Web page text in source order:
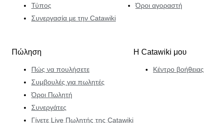
Τύπος
Συνεργασία με την Catawiki
Όροι αγοραστή
Πώληση
Πώς να πουλήσετε
Συμβουλές για πωλητές
Όροι Πωλητή
Συνεργάτες
Γίνετε Live Πωλητής της Catawiki
Η Catawiki μου
Κέντρο βοήθειας